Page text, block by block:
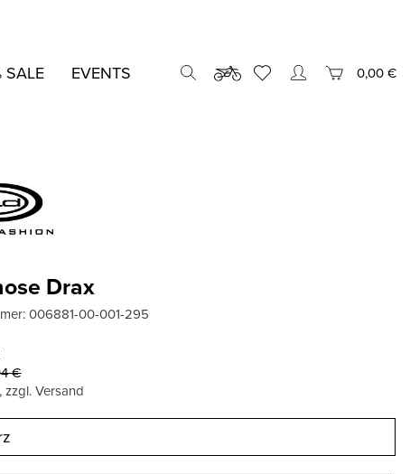
SALE EVENTS 0,00 €
Drax
006881-00-001-295
€
zzgl. Versand